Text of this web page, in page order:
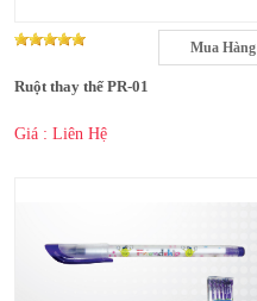
Mua Hàng
Ruột thay thế PR-01
Giá : Liên Hệ